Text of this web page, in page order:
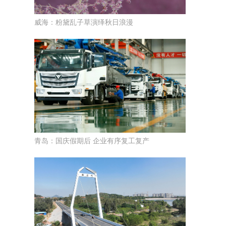
威海：粉黛乱子草演绎秋日浪漫
青岛：国庆假期后 企业有序复工复产